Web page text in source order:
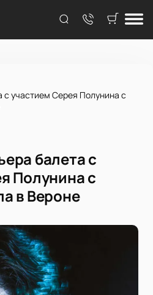
участием Серея Полунина с
балета с
Полунина с
в Вероне